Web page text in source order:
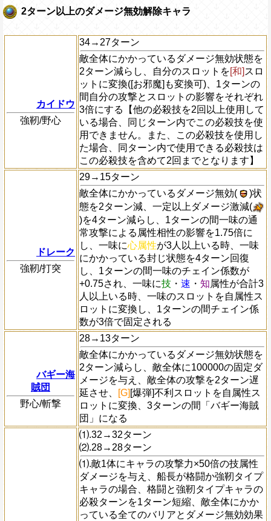
2ターン以上のダメージ無効解除キャラ
カイドウ
強靭/野心
34→27ターン
敵全体にかかっているダメージ無効状態を
2ターン減らし、自分のスロットを[和] スロ
ットに変換([お邪魔]も変換可)、1ターンの
間自分の攻撃とスロットの影響をそれぞれ
3倍にする【他の必殺技を2回以上使用して
いる場合、同じターン内でこの必殺技を使
用できません。また、この必殺技を使用し
た場合、同ターン内で使用できる必殺技は
この必殺技を含めて2回までとなります】
ドレーク
強靭/打突
29→15ターン
敵全体にかかっているダメージ無効(
)状
態を2ターン減、一定以上ダメージ激減(
)を4ターン減らし、1ターンの間一味の通
常攻撃による属性相性の影響を1.75倍に
し、一味に心属性が3人以上いる時、一味
にかかっている封じ状態を4ターン回復
し、1ターンの間一味のチェイン係数が
+0.75され、一味に技 ・ 速 ・ 知属性が合計3
人以上いる時、一味のスロットを自属性ス
ロットに変換し、1ターンの間チェイン係
数が3倍で固定される
バギー海
賊団
野心/斬撃
28→13ターン
敵全体にかかっているダメージ無効状態を
2ターン減らし、敵全体に100000の固定ダ
メージを与え、敵全体の攻撃を2ターン遅
延させ、
[G] [爆弾]不利スロットを自属性ス
ロットに変換、3ターンの間「バギー海賊
団」になる
⑴.32→32ターン
⑵.28→28ターン
⑴.敵1体にキャラの攻撃力×50倍の技属性
ダメージを与え、船長が格闘か強靭タイプ
キャラの場合、格闘と強靭タイプキャラの
必殺ターンを1ターン短縮、敵全体にかか
っている全てのバリアとダメージ無効効果